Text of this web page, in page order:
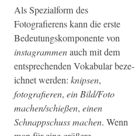
Als Spezial­form des
Fotografierens kann die erste
Bedeu­tungskom­po­nente von
insta­gram­menauch mit dem
entsprechen­den Vok­ab­u­lar beze­
ich­net wer­den: knipsen,
fotografieren, ein Bild/Foto
machen/schießen, einen
Schnapp­schuss machen. Wenn